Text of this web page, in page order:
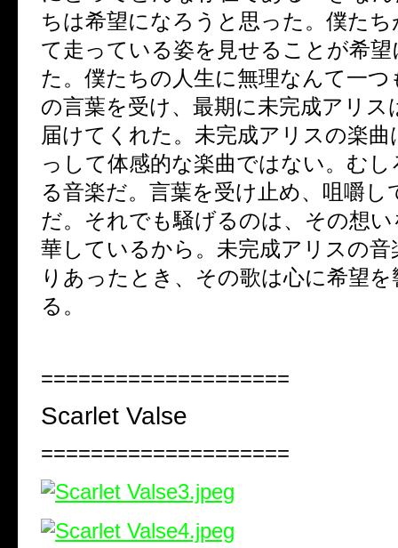
ちは希望になろうと思った。僕た
て走っている姿を見せることが希
た。僕たちの人生に無理なんて一つ
の言葉を受け、最期に未完成アリス
届けてくれた。未完成アリスの楽
っして体感的な楽曲ではない。む
る音楽だ。言葉を受け止め、咀嚼し
だ。それでも騒げるのは、その想
華しているから。未完成アリスの音
りあったとき、その歌は心に希望
る。
====================
Scarlet Valse
====================